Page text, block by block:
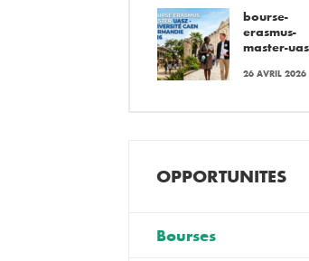
bourse-
erasmus-
master-
26 AVRIL 2026
OPPORTUNITES
Bourses